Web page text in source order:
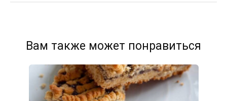
Вам также может понравиться